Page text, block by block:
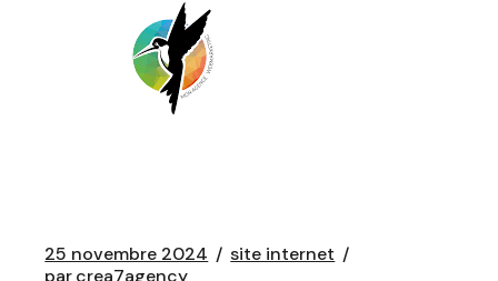
25 novembre 2024
site internet
parcrea7agency